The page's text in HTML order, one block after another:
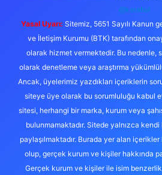
@karabul
Yasal Uyarı: Sitemiz, 5651 Sayılı Kanun
ve İletişim Kurumu (BTK) tarafından
olarak hizmet vermektedir. Bu nedenle,
olarak denetleme veya araştırma
Ancak, üyelerimiz yazdıkları içeriklerin
siteye üye olarak bu sorumluluğu kabul
sitesi, herhangi bir marka, kurum veya
bulunmamaktadır. Sitede yalnızca kendi
paylaşılmaktadır. Burada yer alan
olup, gerçek kurum ve kişiler hakkında
Gerçek kurum ve kişiler ile isim